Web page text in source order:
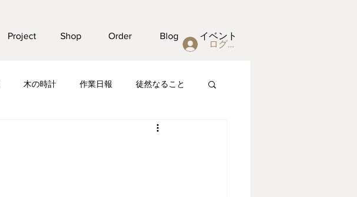
Project Shop Order Blog
イベント
ログイン
木の時計 作業日報 徒然なること